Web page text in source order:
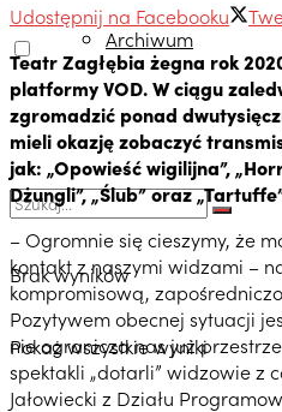
Archiwum
Brak wyników
Pokaż wszystkie wyniki
Udostępnij na Facebooku
Teatr Zagłębia żegna rok
platformy VOD. W ciągu
zgromadzić ponad
mieli okazję zobaczyć
jak: „Opowieść wigilijna”,
Dżungli”, „Ślub” oraz
– Ogromnie się cieszymy, że
kontakt z naszymi widzami –
kompromisową,
Pozytywem obecnej sytuacji
nie ogranicza nas już
spektakli „dotarli” widzowie z
Jałowiecki z Działu